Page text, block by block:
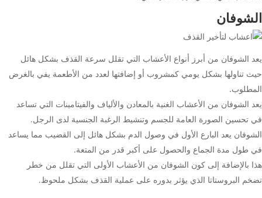
الشوفان
يعد الشوفان من أبرز أنواع الأعشاب التي تقلل سرعة القذف بشكل هائل
حيث تناولها بشكل يومي كمشروب أو إضافتها لعدد من الأطعمة يفي بالغرض
المطلوب.
يعد الشوفان من الأعشاب الغنية بالمعادن والألياف والفيتامينات التي تساعد
في تحسين الصورة العامة للجسم وتنشيط الرغبة الجنسية لدى الرجل.
الشوفان يعد البارع الأول في وصول الدم بشكل هائل إلى القضيب مما يساعد
في طول مدة الجماع والحصول على أكبر قدر من المتعة.
هذا بالإضافة إلى كون الشوفان من الأعشاب الأولى التي تقلل من خطر
تضخم البروستاتا الذي يؤثر بدوره على عملية القذف بشكل ملحوظ.